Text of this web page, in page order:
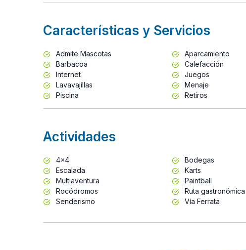
Características y Servicios
Admite Mascotas Aparcamiento
Barbacoa
Calefacción
Internet
Juegos
Lavavajillas
Menaje
Piscina
Retiros
Actividades
4x4 Bodegas
Escalada
Karts
Multiaventura
Paintball
Rocódromos
Ruta gastronómica
Senderismo
Vía Ferrata